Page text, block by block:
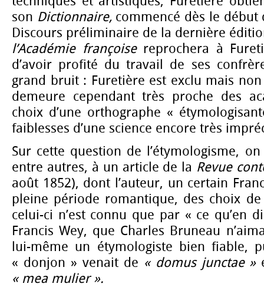
son Dictionnaire,commencé dès le début
Discours préliminaire de la dernière
l’Académie françoisereprochera à
d’avoir profité du travail de ses
grand bruit : Furetière est exclu mais
demeure cependant très proche des
choix d’une orthographe «
faiblesses d’une science encore très
Sur cette question de l’étymologisme,
entre autres, à un article de la Revue
août 1852), dont l’auteur, un certain
pleine période romantique, des choix
celui-ci n’est connu que par « ce qu’en
Francis Wey, que Charles Bruneau
lui-même un étymologiste bien fiable,
« donjon » venait de « domus junctae »
« mea mulier ».